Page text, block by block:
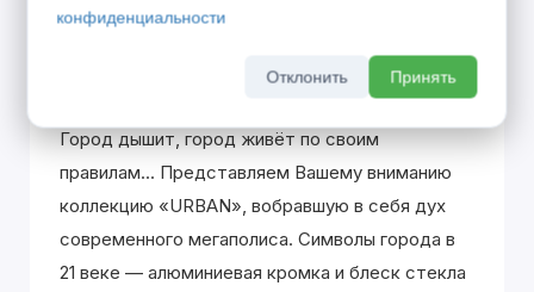
Город дышит, город живёт по своим
правилам... Представляем Вашему вниманию
коллекцию «URBAN», вобравшую в себя дух
современного мегаполиса. Символы города в
21 веке — алюминиевая кромка и блеск стекла
конфиденциальности
Отклонить Принять